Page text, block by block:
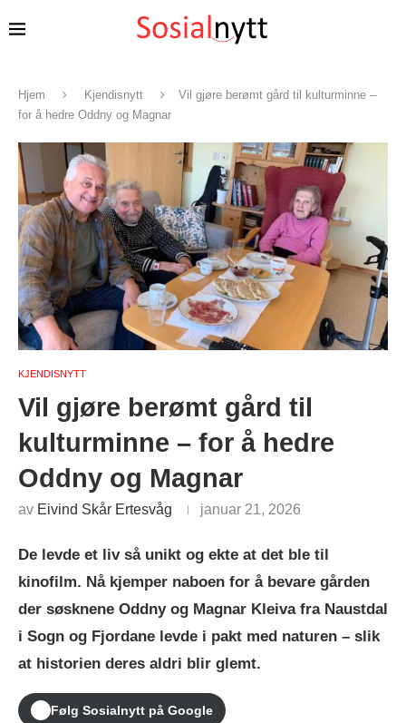
Hjem Kjendisnytt
Vil gjøre berømt gård til kulturminne –
for å hedre Oddny og Magnar
KJENDISNYTT
Vil gjøre berømt gård til
kulturminne – for å hedre
Oddny og Magnar
av Eivind Skår Ertesvåg januar 21, 2026
De levde et liv så unikt og ekte at det ble til
kinofilm. Nå kjemper naboen for å bevare gården
der søsknene Oddny og Magnar Kleiva fra Naustdal
i Sogn og Fjordane levde i pakt med naturen – slik
at historien deres aldri blir glemt.
Følg Sosialnytt på Google